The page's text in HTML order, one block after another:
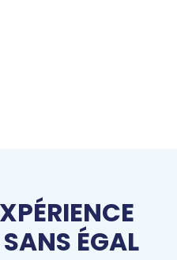
ÉGAL